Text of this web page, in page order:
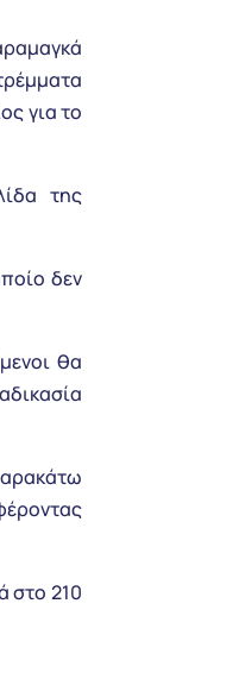
για το
της
δεν
θα
στο 210